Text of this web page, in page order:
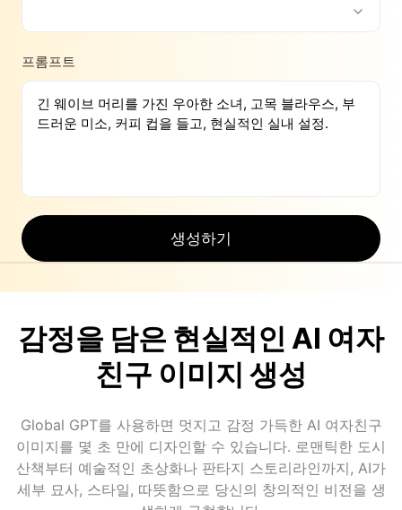
프롬프트
생성하기
감정을 담은 현실적인 AI 여자
친구 이미지 생성
Global GPT를 사용하면 멋지고 감정 가득한 AI 여자친구
이미지를 몇 초 만에 디자인할 수 있습니다. 로맨틱한 도시
산책부터 예술적인 초상화나 판타지 스토리라인까지, AI가
세부 묘사, 스타일, 따뜻함으로 당신의 창의적인 비전을 생